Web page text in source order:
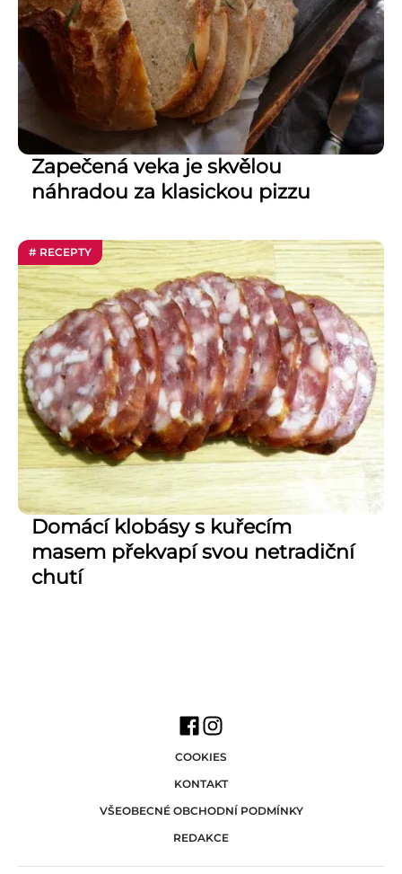
Zapečená veka je skvělou
náhradou za klasickou pizzu
# RECEPTY
Domácí klobásy s kuřecím
masem překvapí svou netradiční
chutí
COOKIES
KONTAKT
VŠEOBECNÉ OBCHODNÍ PODMÍNKY
REDAKCE